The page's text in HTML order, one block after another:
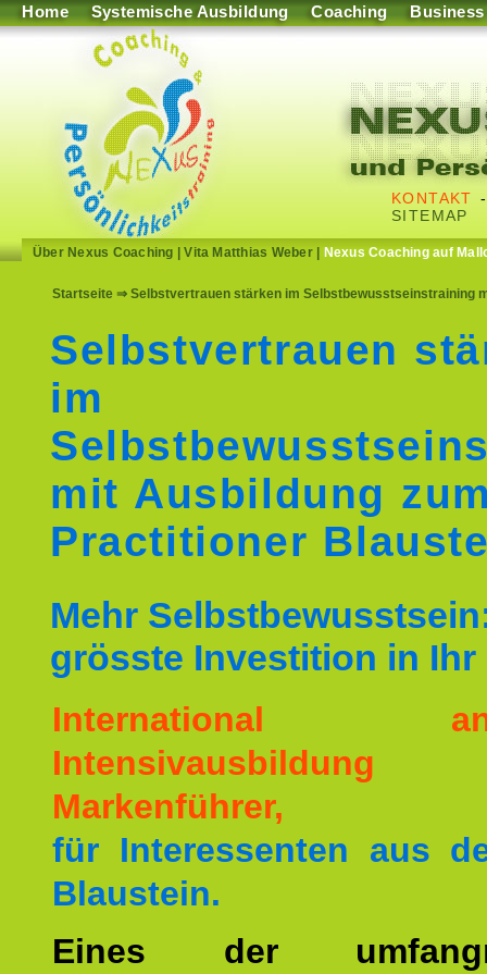
Home Systemische Ausbildung Coaching Business
KONTAKT
SITEMAP
Über Nexus Coaching |Vita Matthias Weber| Nexus Coaching auf
Startseite ⇒ Selbstvertrauen stärken im Selbstbewusstseinstraining
Selbstvertrauen
im
mit Ausbildung
Practitioner
Mehr
grösste Investition in Ihr
International
Markenführer,
für Interessenten aus
Blaustein.
Eines der